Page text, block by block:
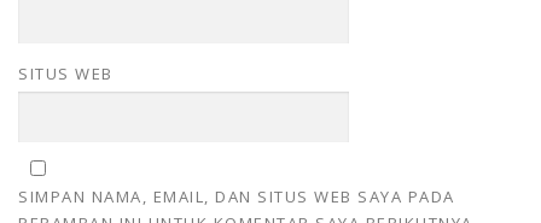
SITUS WEB
SIMPAN NAMA, EMAIL, DAN SITUS WEB SAYA PADA